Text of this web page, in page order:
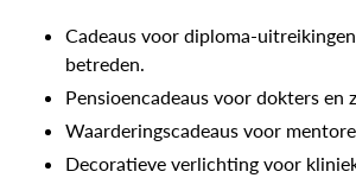
Cadeaus voor diploma-
betreden.
Pensioencadeaus voor dokters en
Waarderingscadeaus voor
Decoratieve verlichting voor